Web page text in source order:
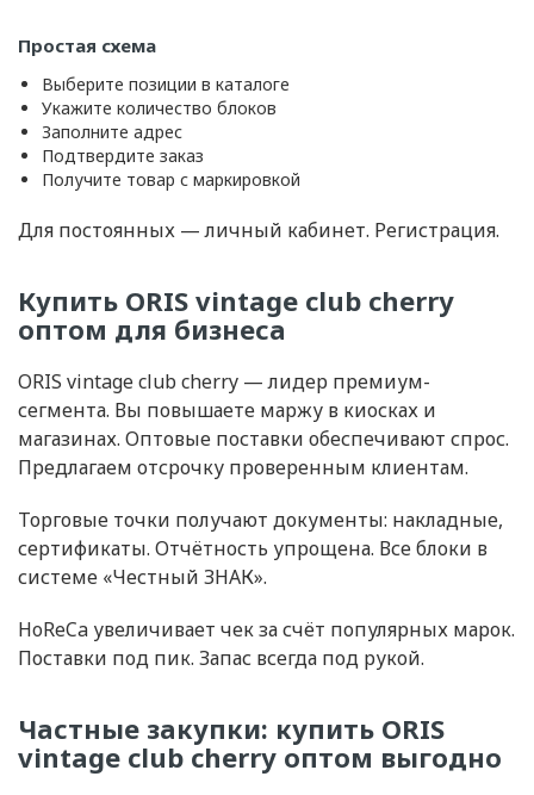
Простая схема
Выберите позиции в каталоге
Укажите количество блоков
Заполните адрес
Подтвердите заказ
Получите товар с маркировкой
Для постоянных — личный кабинет. Регистрация.
Купить ORIS vintage club cherry
оптом для бизнеса
ORIS vintage club cherry — лидер премиум-
сегмента. Вы повышаете маржу в киосках и
магазинах. Оптовые поставки обеспечивают спрос.
Предлагаем отсрочку проверенным клиентам.
Торговые точки получают документы: накладные,
сертификаты. Отчётность упрощена. Все блоки в
системе «Честный ЗНАК».
HoReCa увеличивает чек за счёт популярных марок.
Поставки под пик. Запас всегда под рукой.
Частные закупки: купить ORIS
vintage club cherry оптом выгодно